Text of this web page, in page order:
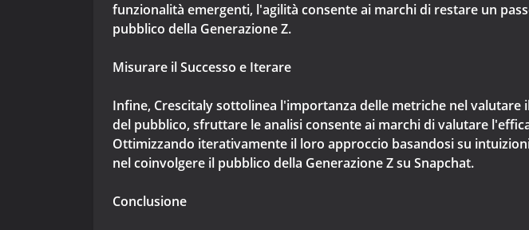
funzionalità emergenti, l'agilità consente ai marchi di restare un
pubblico della Generazione Z.
Misurare il Successo e Iterare
Infine, Crescitaly sottolinea l'importanza delle metriche nel
del pubblico, sfruttare le analisi consente ai marchi di valutare
Ottimizzando iterativamente il loro approccio basandosi su
nel coinvolgere il pubblico della Generazione Z su Snapchat.
Conclusione